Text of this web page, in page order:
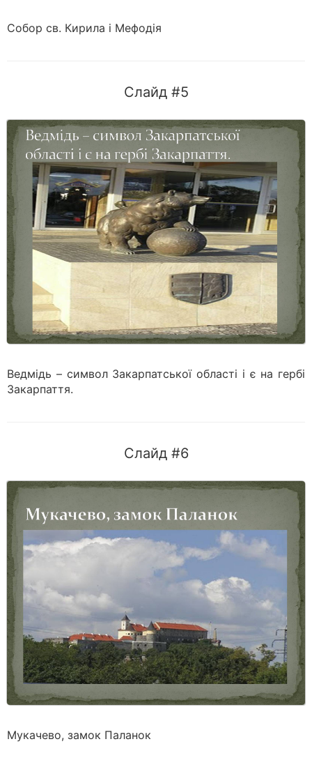
Собор св. Кирила і Мефодія
Слайд #5
Ведмідь – символ Закарпатської області і є на гербі
Закарпаття.
Слайд #6
Мукачево, замок Паланок